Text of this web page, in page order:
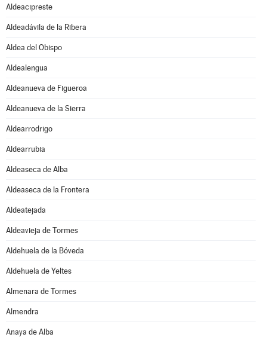
Aldeacipreste
Aldeadávila de la Ribera
Aldea del Obispo
Aldealengua
Aldeanueva de Figueroa
Aldeanueva de la Sierra
Aldearrodrigo
Aldearrubia
Aldeaseca de Alba
Aldeaseca de la Frontera
Aldeatejada
Aldeavieja de Tormes
Aldehuela de la Bóveda
Aldehuela de Yeltes
Almenara de Tormes
Almendra
Anaya de Alba